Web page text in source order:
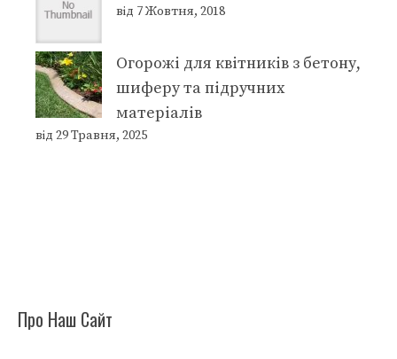
від 7 Жовтня, 2018
Огорожі для квітників з бетону,
шиферу та підручних
матеріалів
від 29 Травня, 2025
Про Наш Сайт